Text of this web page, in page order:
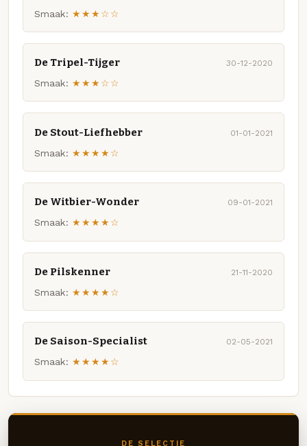
Smaak: ★★★☆☆
De Tripel-Tijger 30-12-2020
Smaak: ★★★☆☆
De Stout-Liefhebber 01-01-2021
Smaak: ★★★★☆
De Witbier-Wonder 09-01-2021
Smaak: ★★★★☆
De Pilskenner 21-11-2020
Smaak: ★★★★☆
De Saison-Specialist 02-05-2021
Smaak: ★★★★☆
DE SELECTIE